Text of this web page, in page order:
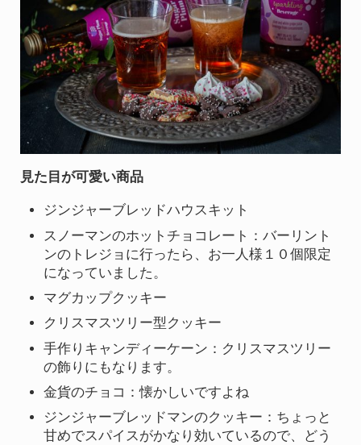
見た目が可愛い商品
ジンジャーブレッドハウスキット
スノーマンのホットチョコレート：バーリント
ンのトレジョに行ったら、お一人様１０個限定
になっていました。
マグカップクッキー
クリスマスツリー型クッキー
手作りキャンディーケーン：クリスマスツリー
の飾りにもなります。
金貨のチョコ：懐かしいですよね
ジンジャーブレッドマンのクッキー：ちょっと
甘めでスパイスがかなり効いているので、どう